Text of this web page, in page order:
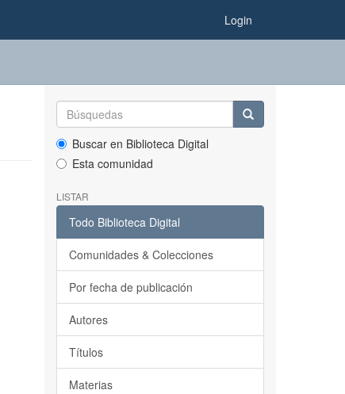
Login
Buscar en Biblioteca Digital
Esta comunidad
LISTAR
Todo Biblioteca Digital
Comunidades & Colecciones
Por fecha de publicación
Autores
Títulos
Materias